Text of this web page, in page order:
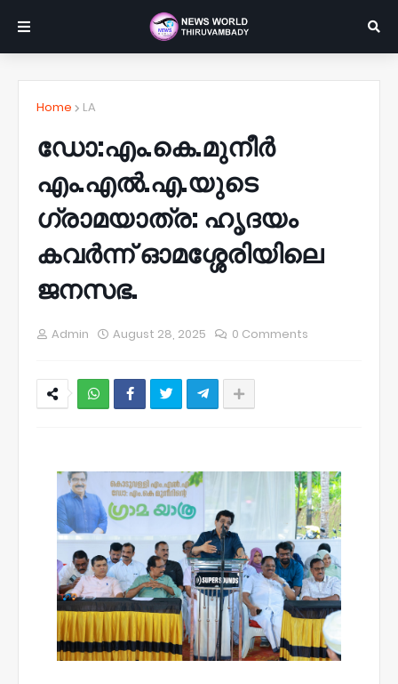
Home LA
ഡോ:എം.കെ.മുനീർ
എം.എൽ.എ.യുടെ
ഗ്രാമയാത്ര: ഹൃദയം
കവർന്ന് ഓമശ്ശേരിയിലെ
ജനസഭ.
Admin August 28, 2025 0 Comments